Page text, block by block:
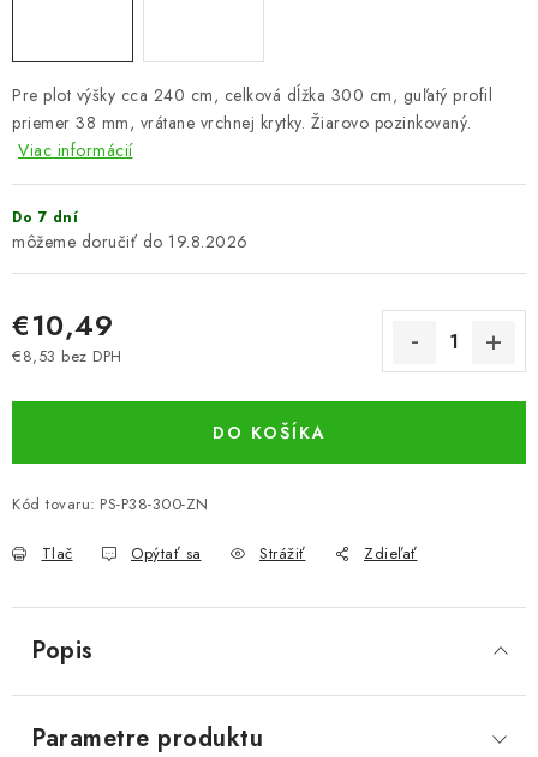
Pre plot výšky cca 240 cm, celková dĺžka 300 cm, guľatý profil
priemer 38 mm, vrátane vrchnej krytky. Žiarovo pozinkovaný.
Viac informácií
Do 7 dní
19.8.2026
€10,49
€8,53 bez DPH
DO KOŠÍKA
Kód tovaru: PS-P38-300-ZN
Tlač Opýtať sa Strážiť Zdieľať
Popis
Parametre produktu